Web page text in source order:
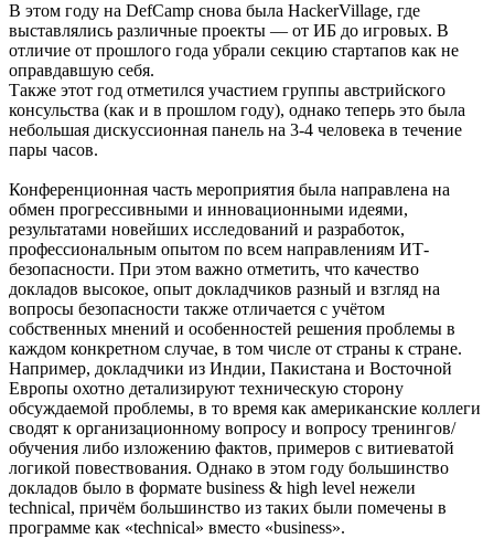
В этом году на DefCamp снова была HackerVillage, где
выставлялись различные проекты — от ИБ до игровых. В
отличие от прошлого года убрали секцию стартапов как не
оправдавшую себя.
Также этот год отметился участием группы австрийского
консульства (как и в прошлом году), однако теперь это была
небольшая дискуссионная панель на 3-4 человека в течение
пары часов.
Конференционная часть мероприятия была направлена на
обмен прогрессивными и инновационными идеями,
результатами новейших исследований и разработок,
профессиональным опытом по всем направлениям ИТ-
безопасности. При этом важно отметить, что качество
докладов высокое, опыт докладчиков разный и взгляд на
вопросы безопасности также отличается с учётом
собственных мнений и особенностей решения проблемы в
каждом конкретном случае, в том числе от страны к стране.
Например, докладчики из Индии, Пакистана и Восточной
Европы охотно детализируют техническую сторону
обсуждаемой проблемы, в то время как американские коллеги
сводят к организационному вопросу и вопросу тренингов/
обучения либо изложению фактов, примеров с витиеватой
логикой повествования. Однако в этом году большинство
докладов было в формате business & high level нежели
technical, причём большинство из таких были помечены в
программе как «technical» вместо «business».